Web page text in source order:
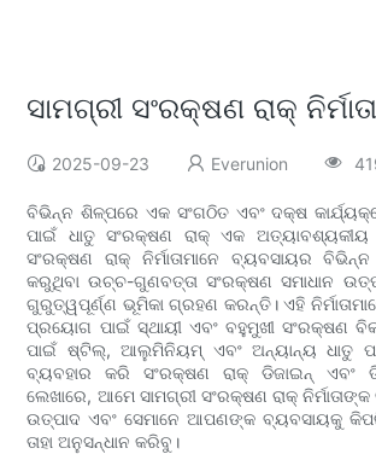
ସାମଗ୍ରୀ ସଂରକ୍ଷଣ ରାକ୍
2025-09-23 Everunion
ବିଭିନ୍ନ ଶିଳ୍ପରେ ଏକ ସଂଗଠିତ ଏବଂ ଦକ୍ଷ
ପାଇଁ ଧାତୁ ସଂରକ୍ଷଣ ରାକ୍ ଏକ ଅତ୍ୟାବଶ୍ୟକୀୟ
ସଂରକ୍ଷଣ ରାକ୍ ନିର୍ମାତାମାନେ ବ୍ୟବସାୟର
କରୁଥିବା ଉଚ୍ଚ-ଗୁଣବତ୍ତା ସଂରକ୍ଷଣ ସମାଧାନ
ଗୁରୁତ୍ୱପୂର୍ଣ୍ଣ ଭୂମିକା ଗ୍ରହଣ କରନ୍ତି। ଏହି
ପ୍ରୟୋଗ ପାଇଁ ସ୍ଥାୟୀ ଏବଂ ବହୁମୁଖୀ ସଂରକ୍ଷଣ
ପାଇଁ ଷ୍ଟିଲ୍, ଆଲୁମିନିୟମ୍ ଏବଂ ଅନ୍ୟାନ୍ୟ ଧାତୁ
ବ୍ୟବହାର କରି ସଂରକ୍ଷଣ ରାକ୍ ଡିଜାଇନ୍
ଲେଖାରେ, ଆମେ ସାମଗ୍ରୀ ସଂରକ୍ଷଣ ରାକ୍
ଉତ୍ପାଦ ଏବଂ ସେମାନେ ଆପଣଙ୍କ ବ୍ୟବସାୟକୁ
ତାହା ଅନୁସନ୍ଧାନ କରିବୁ।